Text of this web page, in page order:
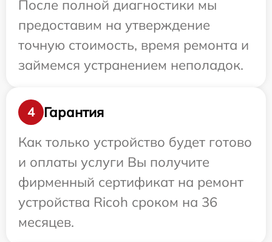
После полной диагностики мы
предоставим на утверждение
точную стоимость, время ремонта и
займемся устранением неполадок.
4
Гарантия
Как только устройство будет готово
и оплаты услуги Вы получите
фирменный сертификат на ремонт
устройства Ricoh сроком на 36
месяцев.